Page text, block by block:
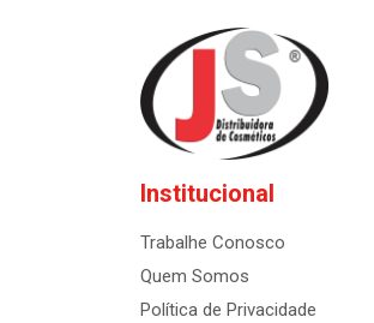
Institucional
Trabalhe Conosco
Quem Somos
Política de Privacidade